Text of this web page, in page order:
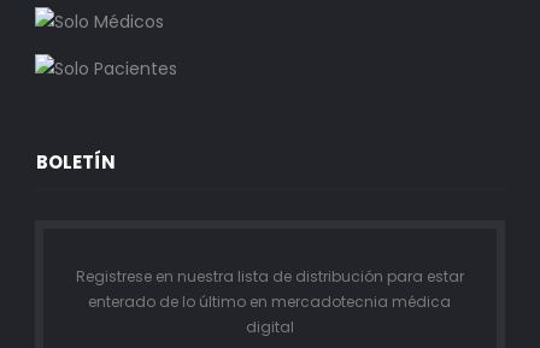
BOLETÍN
Registrese en nuestra lista de distribución para estar
enterado de lo último en mercadotecnia médica
digital